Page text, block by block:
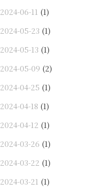
2024-06-11 (1)
2024-05-23 (1)
2024-05-13 (1)
2024-05-09 (2)
2024-04-25 (1)
2024-04-18 (1)
2024-04-12 (1)
2024-03-26 (1)
2024-03-22 (1)
2024-03-21 (1)